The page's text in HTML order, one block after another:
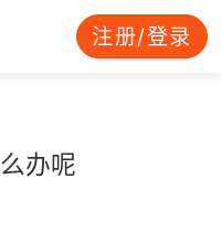
注册/登录
办呢